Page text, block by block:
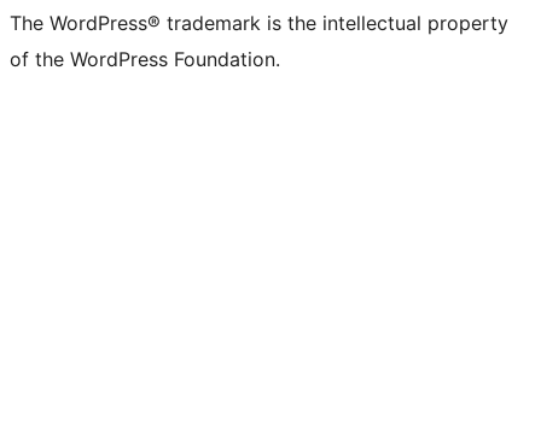
The WordPress® trademark is the intellectual property
of the WordPress Foundation.